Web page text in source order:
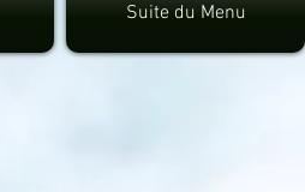
Suite du Menu